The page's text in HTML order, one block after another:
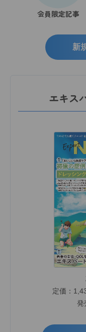
会員限定記事
新
エキス
定価：
発